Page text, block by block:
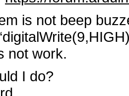
is not beep
not work.
I do?